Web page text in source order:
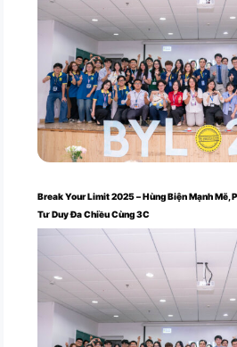
Break Your Limit 2025 – Hùng Biện Mạnh Mẽ,
Tư Duy Đa Chiều Cùng 3C